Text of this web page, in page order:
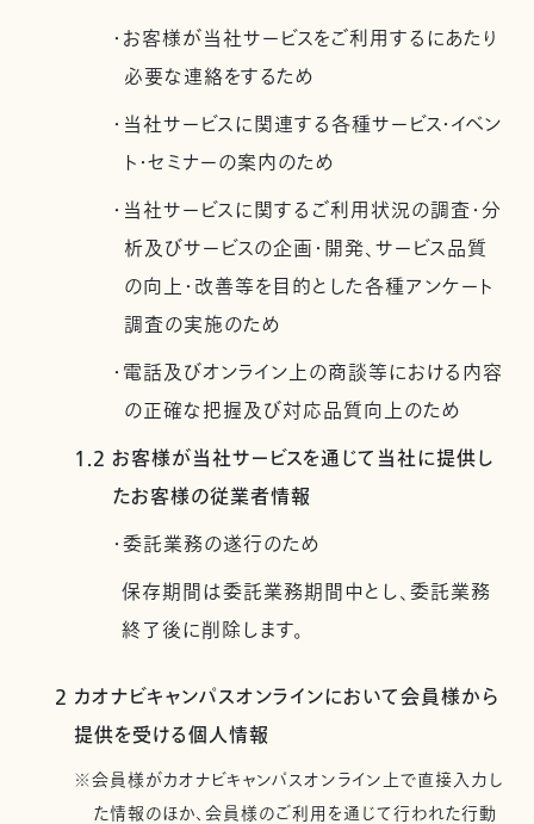
・お客様が当社サービスをご利用するにあたり
必要な連絡をするため
・当社サービスに関連する各種サービス・イベン
ト・セミナーの案内のため
・当社サービスに関するご利用状況の調査・分
析及びサービスの企画・開発、サービス品質
の向上・改善等を目的とした各種アンケート
調査の実施のため
・電話及びオンライン上の商談等における内容
の正確な把握及び対応品質向上のため
1.2 お客様が当社サービスを通じて当社に提供し
たお客様の従業者情報
・委託業務の遂行のため
保存期間は委託業務期間中とし、委託業務
終了後に削除します。
2 カオナビキャンパスオンラインにおいて会員様から
提供を受ける個人情報
※会員様がカオナビキャンパスオンライン上で直接入力し
た情報のほか、会員様のご利用を通じて行われた行動